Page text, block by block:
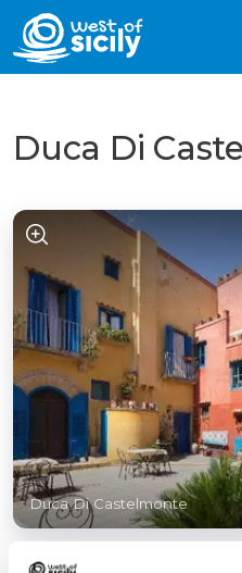
Duca Di
Duca Di Castelmonte